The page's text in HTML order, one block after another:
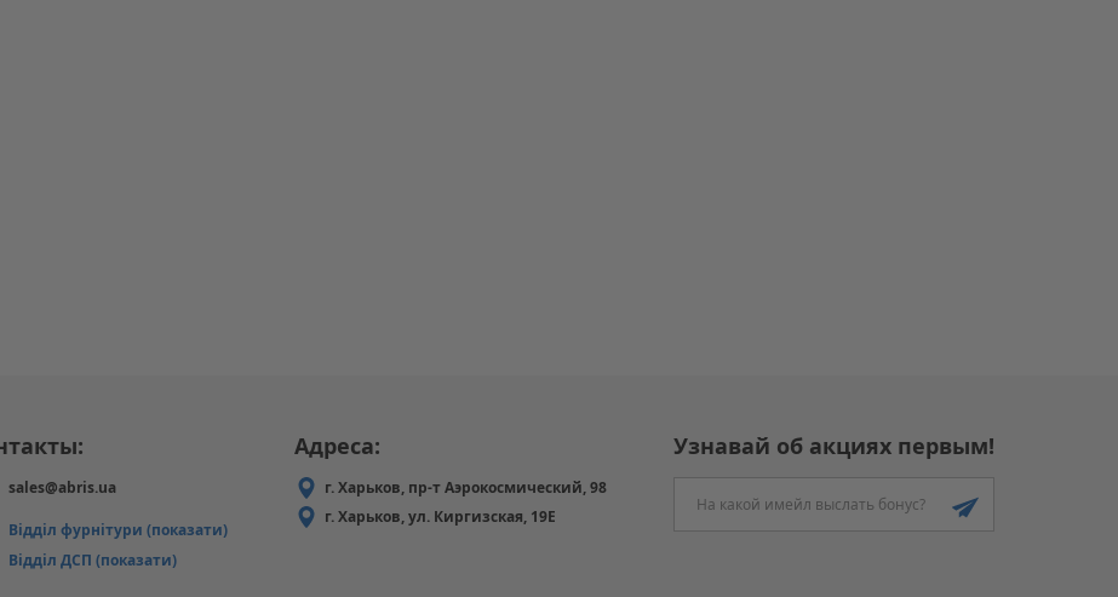
sales@abris.ua
Відділ фурнітури (показати)
Відділ ДСП (показати)
Адреса:
г. Харьков, пр-т Аэрокосмический, 98
г. Харьков, ул. Киргизская, 19Е
Узнавай об акциях первым!